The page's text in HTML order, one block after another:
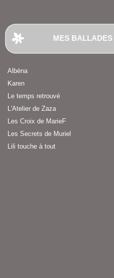
MES BALLADES
Albéna
Karen
Le temps retrouvé
L'Atelier de Zaza
Les Croix de MarieF
Les Secrets de Muriel
Lili touche à tout